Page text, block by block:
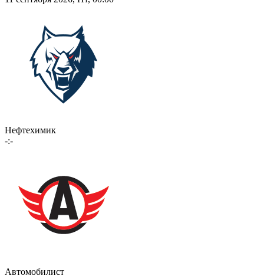
Нефтехимик
-:-
Автомобилист